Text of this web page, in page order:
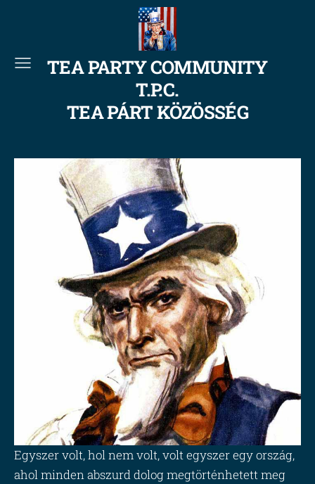
TEA PARTY COMMUNITY
T.P.C.
TEA PÁRT KÖZÖSSÉG
Egyszer volt, hol nem volt, volt egyszer egy ország,
ahol minden abszurd dolog megtörténhetett meg